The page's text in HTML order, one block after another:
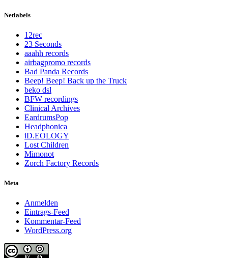
Netlabels
12rec
23 Seconds
aaahh records
airbagpromo records
Bad Panda Records
Beep! Beep! Back up the Truck
beko dsl
BFW recordings
Clinical Archives
EardrumsPop
Headphonica
iD.EOLOGY
Lost Children
Mimonot
Zorch Factory Records
Meta
Anmelden
Eintrags-Feed
Kommentar-Feed
WordPress.org